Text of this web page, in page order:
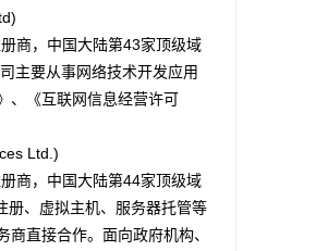
商，中国大陆第43家顶级域
主要从事网络技术开发应用
、《互联网信息经营许可
Ltd.)
商，中国大陆第44家顶级域
册、虚拟主机、服务器托管等
直接合作。面向政府机构、